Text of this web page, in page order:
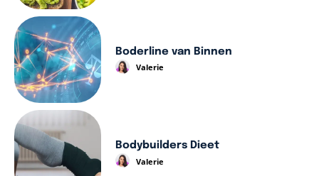
Boderline van Binnen
Valerie
Bodybuilders Dieet
Valerie